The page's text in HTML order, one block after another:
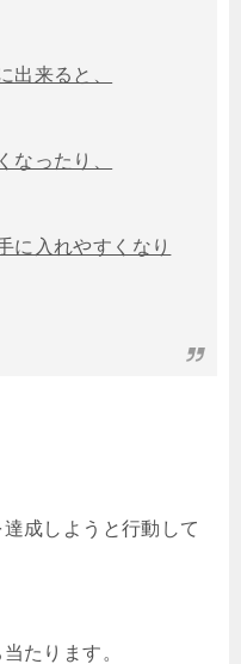
出来ると、
なったり、
に入れやすくなり
成しようと行動して
たります。